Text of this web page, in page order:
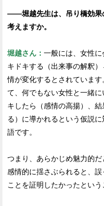
——堀越先生は、吊り橋効果
考えますか。
堀越さん： 一般には、女性
キドキする（出来事の解釈
情が変化するとされていま
て、何でもない女性と一緒
キしたら（感情の高揚）、
る）に導かれるという仮説
語です。
つまり、あらかじめ魅力的だ
感情的に揺さぶられると、
ことを証明したかったという